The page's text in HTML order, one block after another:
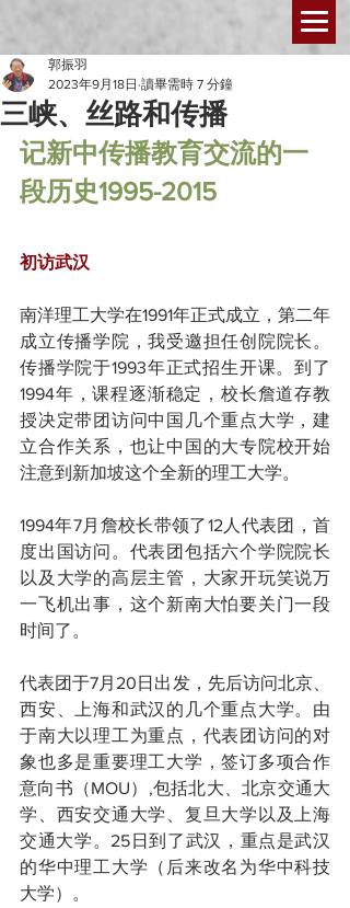
三峡、丝路和传播
郭振羽
2023年9月18日 讀畢需時 7 分鐘
记新中传播教育交流的一
段历史1995-2015
初访武汉
南洋理工大学在1991年正式成立，第二年
成立传播学院，我受邀担任创院院长。
传播学院于1993年正式招生开课。到了
1994年，课程逐渐稳定，校长詹道存教
授决定带团访问中国几个重点大学，建
立合作关系，也让中国的大专院校开始
注意到新加坡这个全新的理工大学。
1994年7月詹校长带领了12人代表团，首
度出国访问。代表团包括六个学院院长
以及大学的高层主管，大家开玩笑说万
一飞机出事，这个新南大怕要关门一段
时间了。
代表团于7月20日出发，先后访问北京、
西安、上海和武汉的几个重点大学。由
于南大以理工为重点，代表团访问的对
象也多是重要理工大学，签订多项合作
意向书（MOU）,包括北大、北京交通大
学、西安交通大学、复旦大学以及上海
交通大学。25日到了武汉，重点是武汉
的华中理工大学（后来改名为华中科技
大学）。